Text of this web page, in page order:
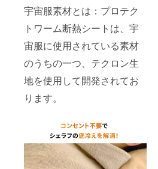
宇宙服素材とは：プロテク
トワーム断熱シートは、宇
宙服に使用されている素材
のうちの一つ、テクロン生
地を使用して開発されてお
ります。